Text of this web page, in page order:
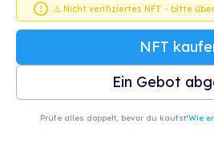
⚠️ Nicht verifiziertes NFT - bitte
NFT
Ein Gebot
Prüfe alles doppelt, bevor du kaufst!Wie